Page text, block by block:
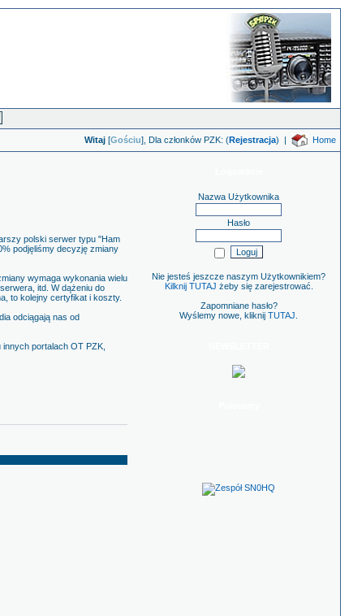
Witaj [Gościu], Dla członków PZK: (Rejestracja) | Home
polski serwer typu "Ham
podjęliśmy decyzję zmiany
wymaga wykonania wielu
itd. W dążeniu do
to kolejny certyfikat i koszty.
odciągają nas od
portalach OT PZK,
Nazwa Użytkownika
Hasło
Nie jesteś jeszcze naszym Użytkownikiem?
Kilknij TUTAJ żeby się zarejestrować.
Zapomniane hasło?
Wyślemy nowe, kliknij TUTAJ